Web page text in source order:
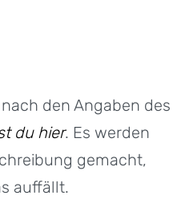
den Angaben des
du hier. Es werden
gemacht,
auffällt.